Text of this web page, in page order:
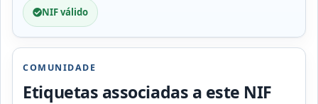
NIF válido
COMUNIDADE
Etiquetas associadas a este NIF